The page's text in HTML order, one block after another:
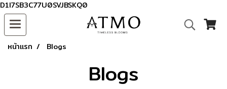
D1I7SB3C77U0SVJBSKQ0
หน้าแรก Blogs
Blogs